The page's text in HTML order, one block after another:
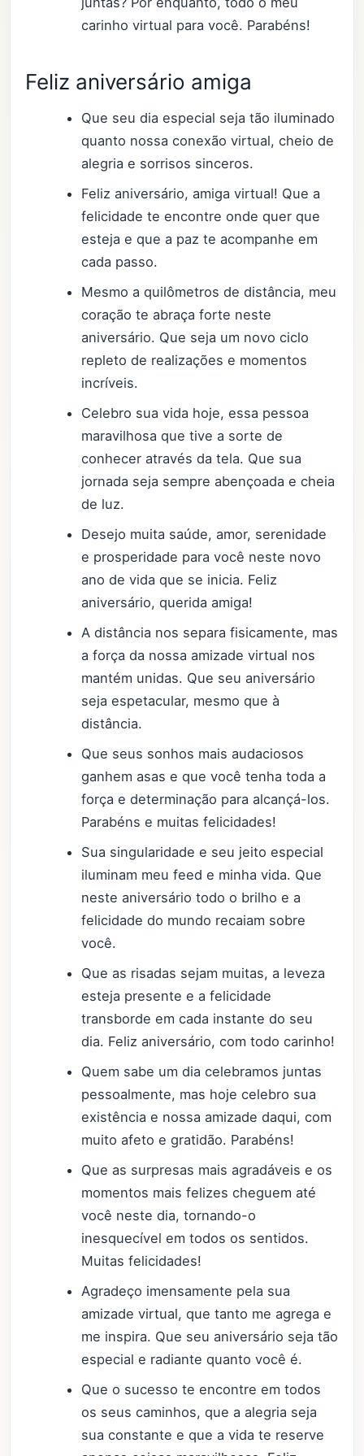
carinho virtual para você. Parabéns!
Feliz aniversário amiga
Que seu dia especial seja tão iluminado
quanto nossa conexão virtual, cheio de
alegria e sorrisos sinceros.
Feliz aniversário, amiga virtual! Que a
felicidade te encontre onde quer que
esteja e que a paz te acompanhe em
cada passo.
Mesmo a quilômetros de distância, meu
coração te abraça forte neste
aniversário. Que seja um novo ciclo
repleto de realizações e momentos
incríveis.
Celebro sua vida hoje, essa pessoa
maravilhosa que tive a sorte de
conhecer através da tela. Que sua
jornada seja sempre abençoada e cheia
de luz.
Desejo muita saúde, amor, serenidade
e prosperidade para você neste novo
ano de vida que se inicia. Feliz
aniversário, querida amiga!
A distância nos separa fisicamente, mas
a força da nossa amizade virtual nos
mantém unidas. Que seu aniversário
seja espetacular, mesmo que à
distância.
Que seus sonhos mais audaciosos
ganhem asas e que você tenha toda a
força e determinação para alcançá-los.
Parabéns e muitas felicidades!
Sua singularidade e seu jeito especial
iluminam meu feed e minha vida. Que
neste aniversário todo o brilho e a
felicidade do mundo recaiam sobre
você.
Que as risadas sejam muitas, a leveza
esteja presente e a felicidade
transborde em cada instante do seu
dia. Feliz aniversário, com todo carinho!
Quem sabe um dia celebramos juntas
pessoalmente, mas hoje celebro sua
existência e nossa amizade daqui, com
muito afeto e gratidão. Parabéns!
Que as surpresas mais agradáveis e os
momentos mais felizes cheguem até
você neste dia, tornando-o
inesquecível em todos os sentidos.
Muitas felicidades!
Agradeço imensamente pela sua
amizade virtual, que tanto me agrega e
me inspira. Que seu aniversário seja tão
especial e radiante quanto você é.
Que o sucesso te encontre em todos
os seus caminhos, que a alegria seja
sua constante e que a vida te reserve